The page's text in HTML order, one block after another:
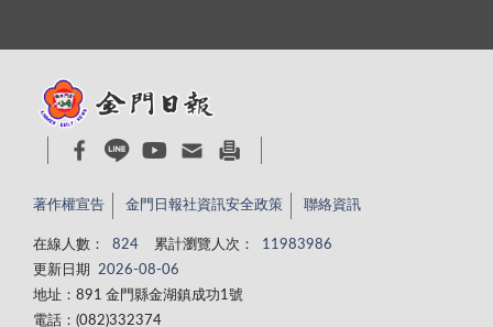
著作權宣告 金門日報社資訊安全政策 聯絡資訊
在線人數： 824 累計瀏覽人次：
11983986
更新日期
2026-08-06
地址：891 金門縣金湖鎮成功1號
電話：(082)332374